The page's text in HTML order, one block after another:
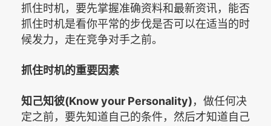
抓住时机，要先掌握准确资料和最新资讯，能否
抓住时机是看你平常的步伐是否可以在适当的时
候发力，走在竞争对手之前。
抓住时机的重要因素
知己知彼(Know your Personality) ，做任何决
定之前，要先知道自己的条件，然后才知道自己